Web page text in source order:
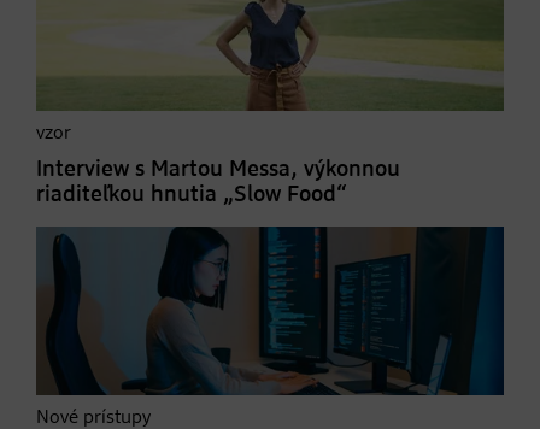
vzor
Interview s Martou Messa, výkonnou
riaditeľkou hnutia „Slow Food“
Nové prístupy